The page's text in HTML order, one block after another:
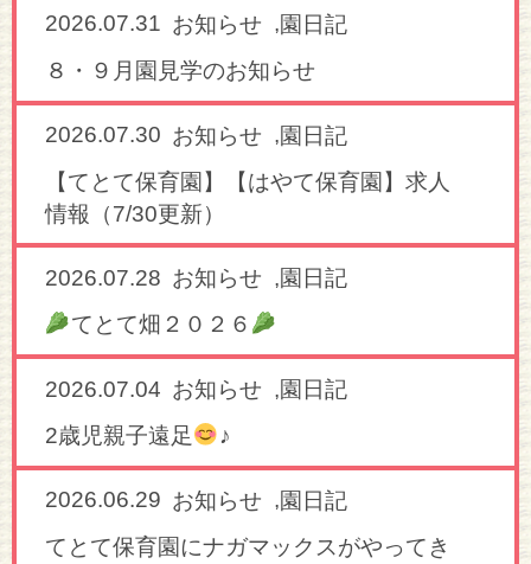
2026.07.31 お知らせ ,園日記
８・９月園見学のお知らせ
2026.07.30 お知らせ ,園日記
【てとて保育園】【はやて保育園】求人
情報（7/30更新）
2026.07.28 お知らせ ,園日記
てとて畑２０２６
2026.07.04 お知らせ ,園日記
2歳児親子遠足
♪
2026.06.29 お知らせ ,園日記
てとて保育園にナガマックスがやってき